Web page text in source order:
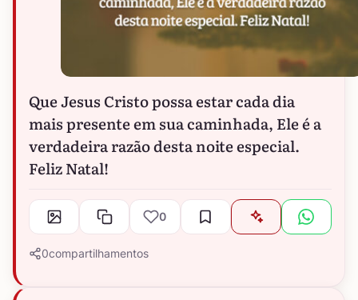
Que Jesus Cristo possa estar cada dia
mais presente em sua caminhada, Ele é a
verdadeira razão desta noite especial.
Feliz Natal!
0
0compartilhamentos